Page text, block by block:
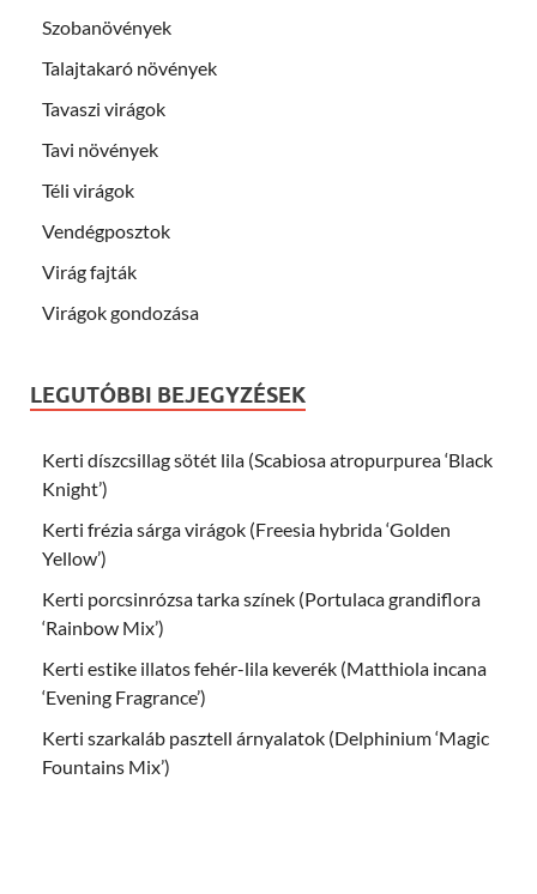
Szobanövények
Talajtakaró növények
Tavaszi virágok
Tavi növények
Téli virágok
Vendégposztok
Virág fajták
Virágok gondozása
LEGUTÓBBI BEJEGYZÉSEK
Kerti díszcsillag sötét lila (Scabiosa atropurpurea ‘Black
Knight’)
Kerti frézia sárga virágok (Freesia hybrida ‘Golden
Yellow’)
Kerti porcsinrózsa tarka színek (Portulaca grandiflora
‘Rainbow Mix’)
Kerti estike illatos fehér-lila keverék (Matthiola incana
‘Evening Fragrance’)
Kerti szarkaláb pasztell árnyalatok (Delphinium ‘Magic
Fountains Mix’)